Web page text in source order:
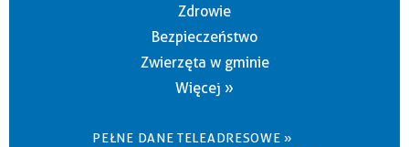
Zdrowie
Bezpieczeństwo
Zwierzęta w gminie
Więcej »
PEŁNE DANE TELEADRESOWE »